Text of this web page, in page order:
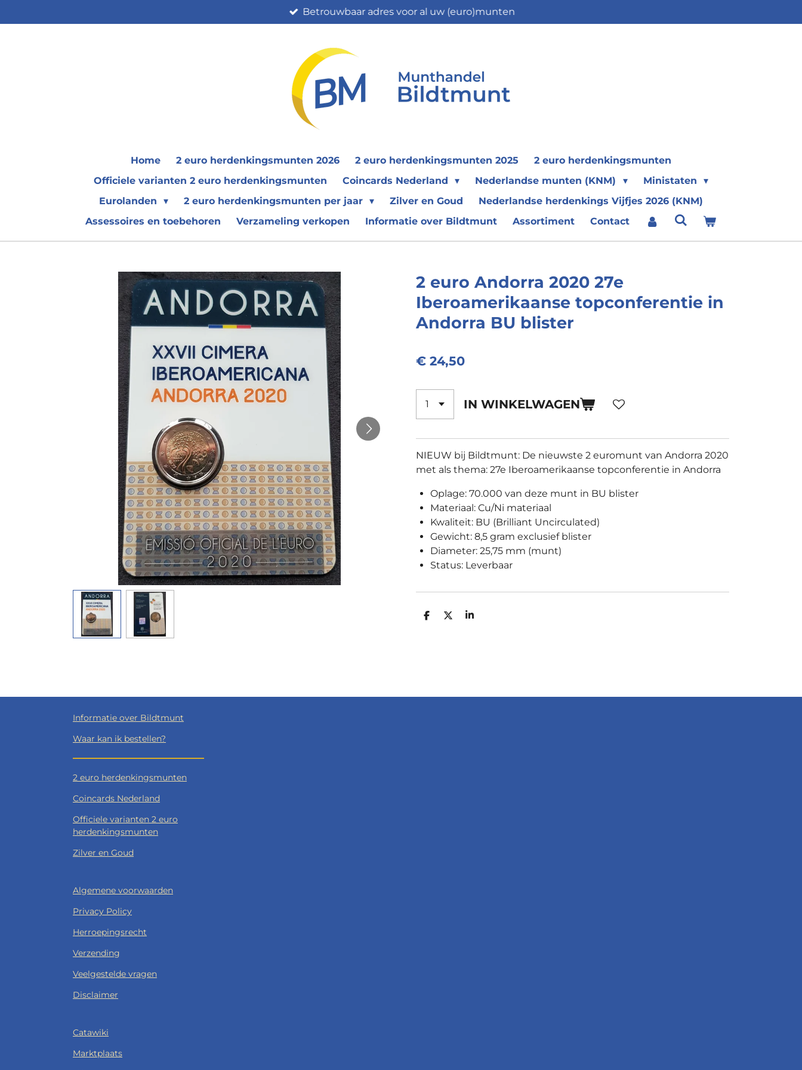
direct
Betrouwbaar adres voor al uw (euro)munten
Home 2 euro herdenkingsmunten 2026 2 euro herdenkingsmunten 2025
2 euro herdenkingsmunten
Officiele varianten 2 euro herdenkingsmunten
Coincards Nederland Nederlandse munten (KNM)
Ministaten
Eurolanden
2 euro herdenkingsmunten per jaar Zilver en Goud
Nederlandse herdenkings Vijfjes 2026 (KNM)
Assessoires en toebehoren
Verzameling verkopen Informatie over Bildtmunt Assortiment Contact
2 euro Andorra 2020 27e
Iberoamerikaanse topconferentie in
Andorra BU blister
€ 24,50
IN WINKELWAGEN
NIEUW bij Bildtmunt: De nieuwste 2 euromunt van Andorra 2020
met als thema: 27e Iberoamerikaanse topconferentie in Andorra
Oplage: 70.000 van deze munt in BU blister
Materiaal: Cu/Ni materiaal
Kwaliteit: BU (Brilliant Uncirculated)
Gewicht: 8,5 gram exclusief blister
Diameter: 25,75 mm (munt)
Status: Leverbaar
D
D
S
Informatie over Bildtmunt
Waar kan ik bestellen?
2 euro herdenkingsmunten
Coincards Nederland
Officiele varianten 2 euro
herdenkingsmunten
Zilver en Goud
Algemene voorwaarden
Privacy Policy
Herroepingsrecht
Verzending
Veelgestelde vragen
Disclaimer
Catawiki
Marktplaats